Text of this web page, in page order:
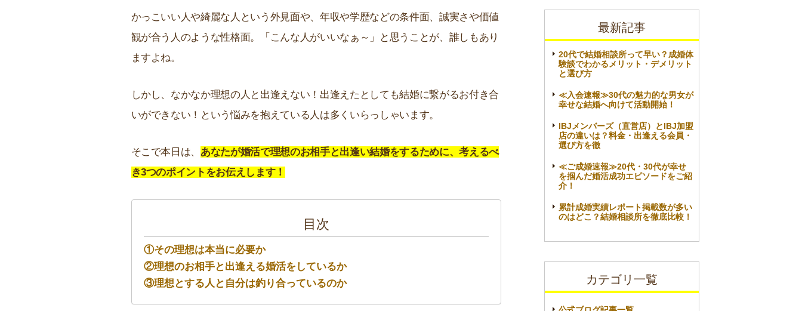
かっこいい人や綺麗な人という外見面や、年収や学歴などの条件面、誠実さや価値
観が合う人のような性格面。「こんな人がいいなぁ～」と思うことが、誰しもあり
ますよね。
しかし、なかなか理想の人と出逢えない！出逢えたとしても結婚に繋がるお付き合
いができない！という悩みを抱えている人は多くいらっしゃいます。
そこで本日は、 あなたが婚活で理想のお相手と出逢い結婚をするために、考えるべ
き3つのポイントをお伝えします！
目次
①その理想は本当に必要か
②理想のお相手と出逢える婚活をしているか
③理想とする人と自分は釣り合っているのか
最新記事
20代で結婚相談所って早い？成婚体
験談でわかるメリット・デメリット
と選び方
≪入会速報≫30代の魅力的な男女が
幸せな結婚へ向けて活動開始！
IBJメンバーズ（直営店）とIBJ加盟
店の違いは？料金・出逢える会員・
選び方を徹
≪ご成婚速報≫20代・30代が幸せ
を掴んだ婚活成功エピソードをご紹
介！
累計成婚実績レポート掲載数が多い
のはどこ？結婚相談所を徹底比較！
カテゴリ一覧